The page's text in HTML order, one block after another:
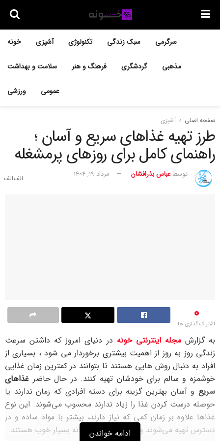
خونه آشپزی تکنولوژی سبک زندگی سرگرمی
سلامت و بهداشت فرهنگ و هنر گردشگری مذهبی
ورزشی عمومی
صفحه اصلی آشپزی
طرز تهیه غذاهای سریع و آسان ؛
راهنمای کامل برای روزهای پرمشغله
توسطعباس بذرافشان مرداد ۱۹, ۱۴۰۴
0
اشتراک گذاری ها
به گزارش مجله اینترنتی خونهدر دنیای امروز که داشتن سرعت
زندگی روز به‌ روز از اهمیت بیشتری برخوردار می شود ، بسیاری از
افراد به دنبال روش هایی هستند تا بتوانند در کمترین زمان غذایی
خوشمزه و سالم برای خودشان تهیه کنند. در حال حاضر غذاهای
سریع و آسان بهترین گزینه‌ برای دسته افرادی که زمان ندارند یا
حوصله درست کردن غذا را زیاد ندارند محسوب می‌شوند. این نوع
غذاها علاوه بر زمان کمی که نیاز دارند، بیشتر با مواد ساده و در
دسترس تهیه می‌شوند و برای وعده‌های روزانه بسیار خوب هستند.
ادامه خواندن